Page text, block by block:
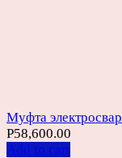
Муфта
Р58,600.00
Add to cart